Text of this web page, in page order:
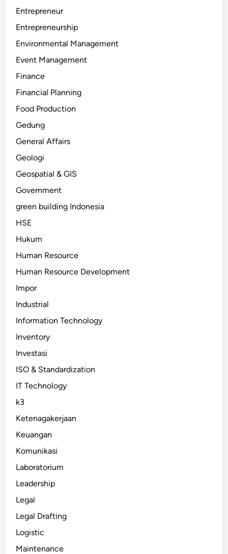
Entrepreneur
Entrepreneurship
Environmental Management
Event Management
Finance
Financial Planning
Food Production
Gedung
General Affairs
Geologi
Geospatial & GIS
Government
green building Indonesia
HSE
Hukum
Human Resource
Human Resource Development
Impor
Industrial
Information Technology
Inventory
Investasi
ISO & Standardization
IT Technology
k3
Ketenagakerjaan
Keuangan
Komunikasi
Laboratorium
Leadership
Legal
Legal Drafting
Logistic
Maintenance